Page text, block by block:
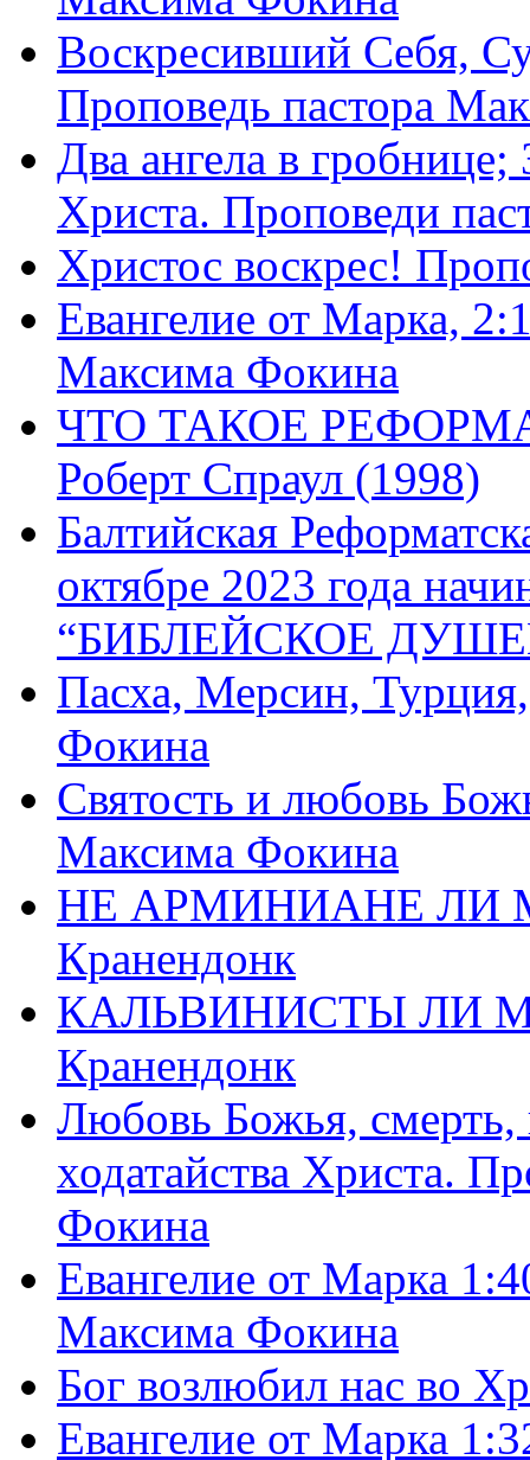
Воскресивший Себя,
Проповедь пастора
Два ангела в
Христа. Проповеди
Христос воскрес!
Евангелие от Марка,
Максима Фокина
ЧТО ТАКОЕ
Роберт Спраул (1998)
Балтийская
октябре 2023 года
“БИБЛЕЙСКОЕ
Пасха, Мерсин,
Фокина
Святость и любовь
Максима Фокина
НЕ АРМИНИАНЕ ЛИ
Кранендонк
КАЛЬВИНИСТЫ ЛИ
Кранендонк
Любовь Божья, смерть,
ходатайства Христа.
Фокина
Евангелие от Марка
Максима Фокина
Бог возлюбил нас во
Евангелие от Марка